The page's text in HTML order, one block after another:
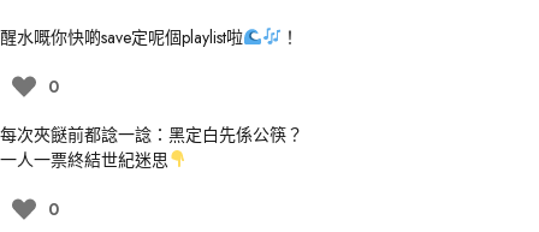
醒水嘅你快啲save定呢個playlist啦 ！
0
每次夾餸前都諗一諗：黑定白先係公筷？
一人一票終結世紀迷思
0